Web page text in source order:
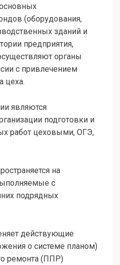
(оборудования,
зданий и
предприятия,
органы
с привлечением
цеха.
являются
подготовки и
работ цеховыми, OГЭ,
на
с
подрядных
действующие
о системе планом)
ремонта (ППР)